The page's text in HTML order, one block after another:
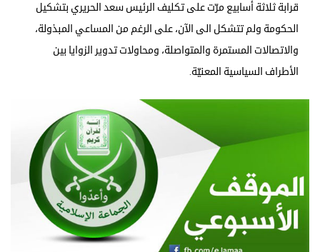
قرابة ثلاثة أسابيع مرّت على تكليف الرئيس سعد الحريري بتشكيل
الحكومة ولم تتشكل الى الآن، على الرغم من المساعي المبذولة،
والاتصالات المستمرة والمتواصلة، ومحاولات تدوير الزوايا بين
الأطراف السياسية المعنيّة.